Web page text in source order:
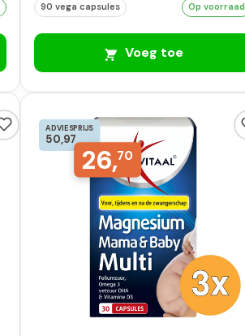
90 vega capsules Op voorraad
Voeg toe
ADVIESPRIJS
50,97
26,70